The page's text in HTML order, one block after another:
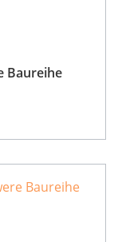
Baureihe